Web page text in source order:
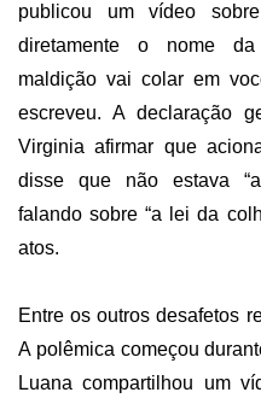
publicou um vídeo
diretamente o nome da
maldição vai colar em
escreveu. A declaração
Virginia afirmar que
disse que não estava
falando sobre “a lei da
atos.
Entre os outros desafetos
A polêmica começou
Luana compartilhou um